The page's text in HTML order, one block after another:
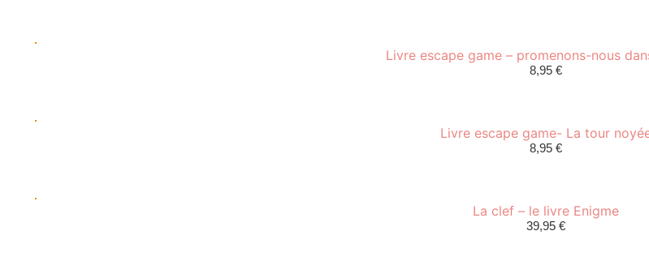
Livre escape game – promenons-nous
8,95 €
Livre escape game- La tour
8,95 €
La clef – le livre Enigme
39,95 €